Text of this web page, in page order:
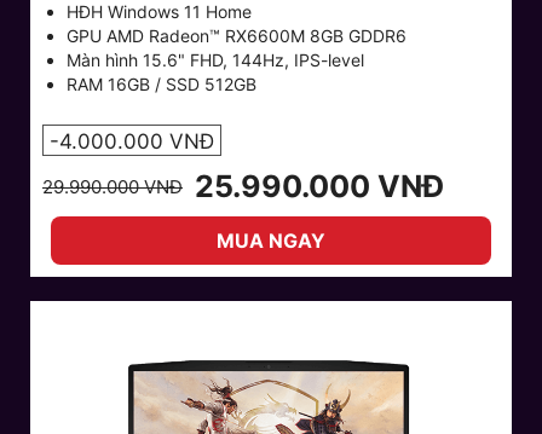
HĐH Windows 11 Home
GPU AMD Radeon™ RX6600M 8GB GDDR6
Màn hình 15.6" FHD, 144Hz, IPS-level
RAM 16GB / SSD 512GB
-4.000.000 VNĐ
29.990.000 VNĐ 25.990.000 VNĐ
MUA NGAY